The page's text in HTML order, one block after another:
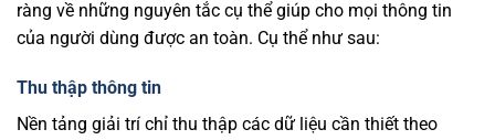
ràng về những nguyên tắc cụ thể giúp cho mọi thông tin
của người dùng được an toàn. Cụ thể như sau:
Thu thập thông tin
Nền tảng giải trí chỉ thu thập các dữ liệu cần thiết theo